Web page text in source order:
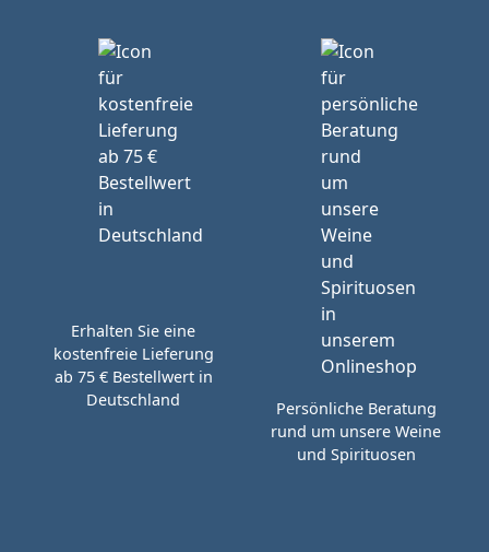
Erhalten Sie eine
kostenfreie Lieferung
ab 75 € Bestellwert in
Deutschland
Persönliche Beratung
rund um unsere Weine
und Spirituosen